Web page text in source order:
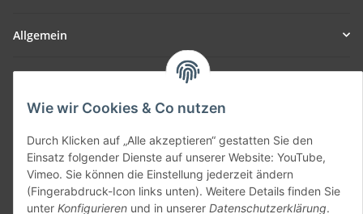
Wie wir Cookies & Co nutzen
Durch Klicken auf „Alle akzeptieren“ gestatten Sie den
Einsatz folgender Dienste auf unserer Website: YouTube,
Vimeo. Sie können die Einstellung jederzeit ändern
(Fingerabdruck-Icon links unten). Weitere Details finden Sie
unter Konfigurieren und in unserer Datenschutzerklärung.
Allgemein
Vertrag widerrufen